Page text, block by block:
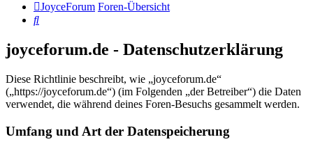
JoyceForum Foren-Übersicht
Suche
joyceforum.de - Datenschutzerklärung
Diese Richtlinie beschreibt, wie „joyceforum.de“
(„https://joyceforum.de“) (im Folgenden „der Betreiber“) die Daten
verwendet, die während deines Foren-Besuchs gesammelt werden.
Umfang und Art der Datenspeicherung